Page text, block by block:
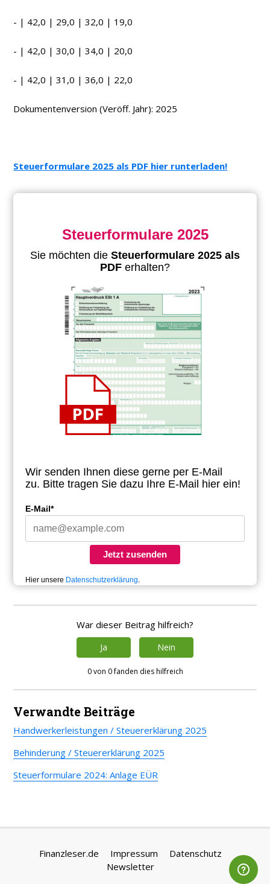
- | 42,0 | 29,0 | 32,0 | 19,0
- | 42,0 | 30,0 | 34,0 | 20,0
- | 42,0 | 31,0 | 36,0 | 22,0
Dokumentenversion (Veröff. Jahr): 2025
Steuerformulare 2025 als PDF hier runterladen!
Steuerformulare 2025
Sie möchten die Steuerformulare 2025 als
PDF erhalten?
Wir senden Ihnen diese gerne per E-Mail
zu. Bitte tragen Sie dazu Ihre E-Mail hier ein!
E-Mail*
Jetzt zusenden
Hier unsere Datenschutzerklärung.
War dieser Beitrag hilfreich?
Ja Nein
0 von 0 fanden dies hilfreich
Verwandte Beiträge
Handwerkerleistungen / Steuererklärung 2025
Behinderung / Steuererklärung 2025
Steuerformulare 2024: Anlage EÜR
Finanzleser.de Impressum
Datenschutz
Newsletter